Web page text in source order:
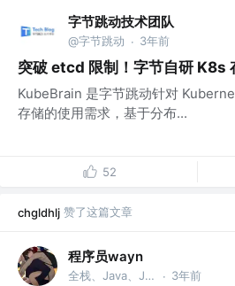
字节跳动技术团队
@字节跳动 · 3年前
突破 etcd 限制！字节自研 K8s
KubeBrain 是字节跳动针对
存储的使用需求，基于分布...
52
chgldhlj 赞了这篇文章
程序员wayn
全栈、Java、Javascript、Python、Php开发 @king pig · 3年前